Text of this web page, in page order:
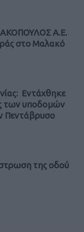
Α.Ε.
στο Μαλακό
Εντάχθηκε
των υποδομών
Πεντάβρυσο
της οδού